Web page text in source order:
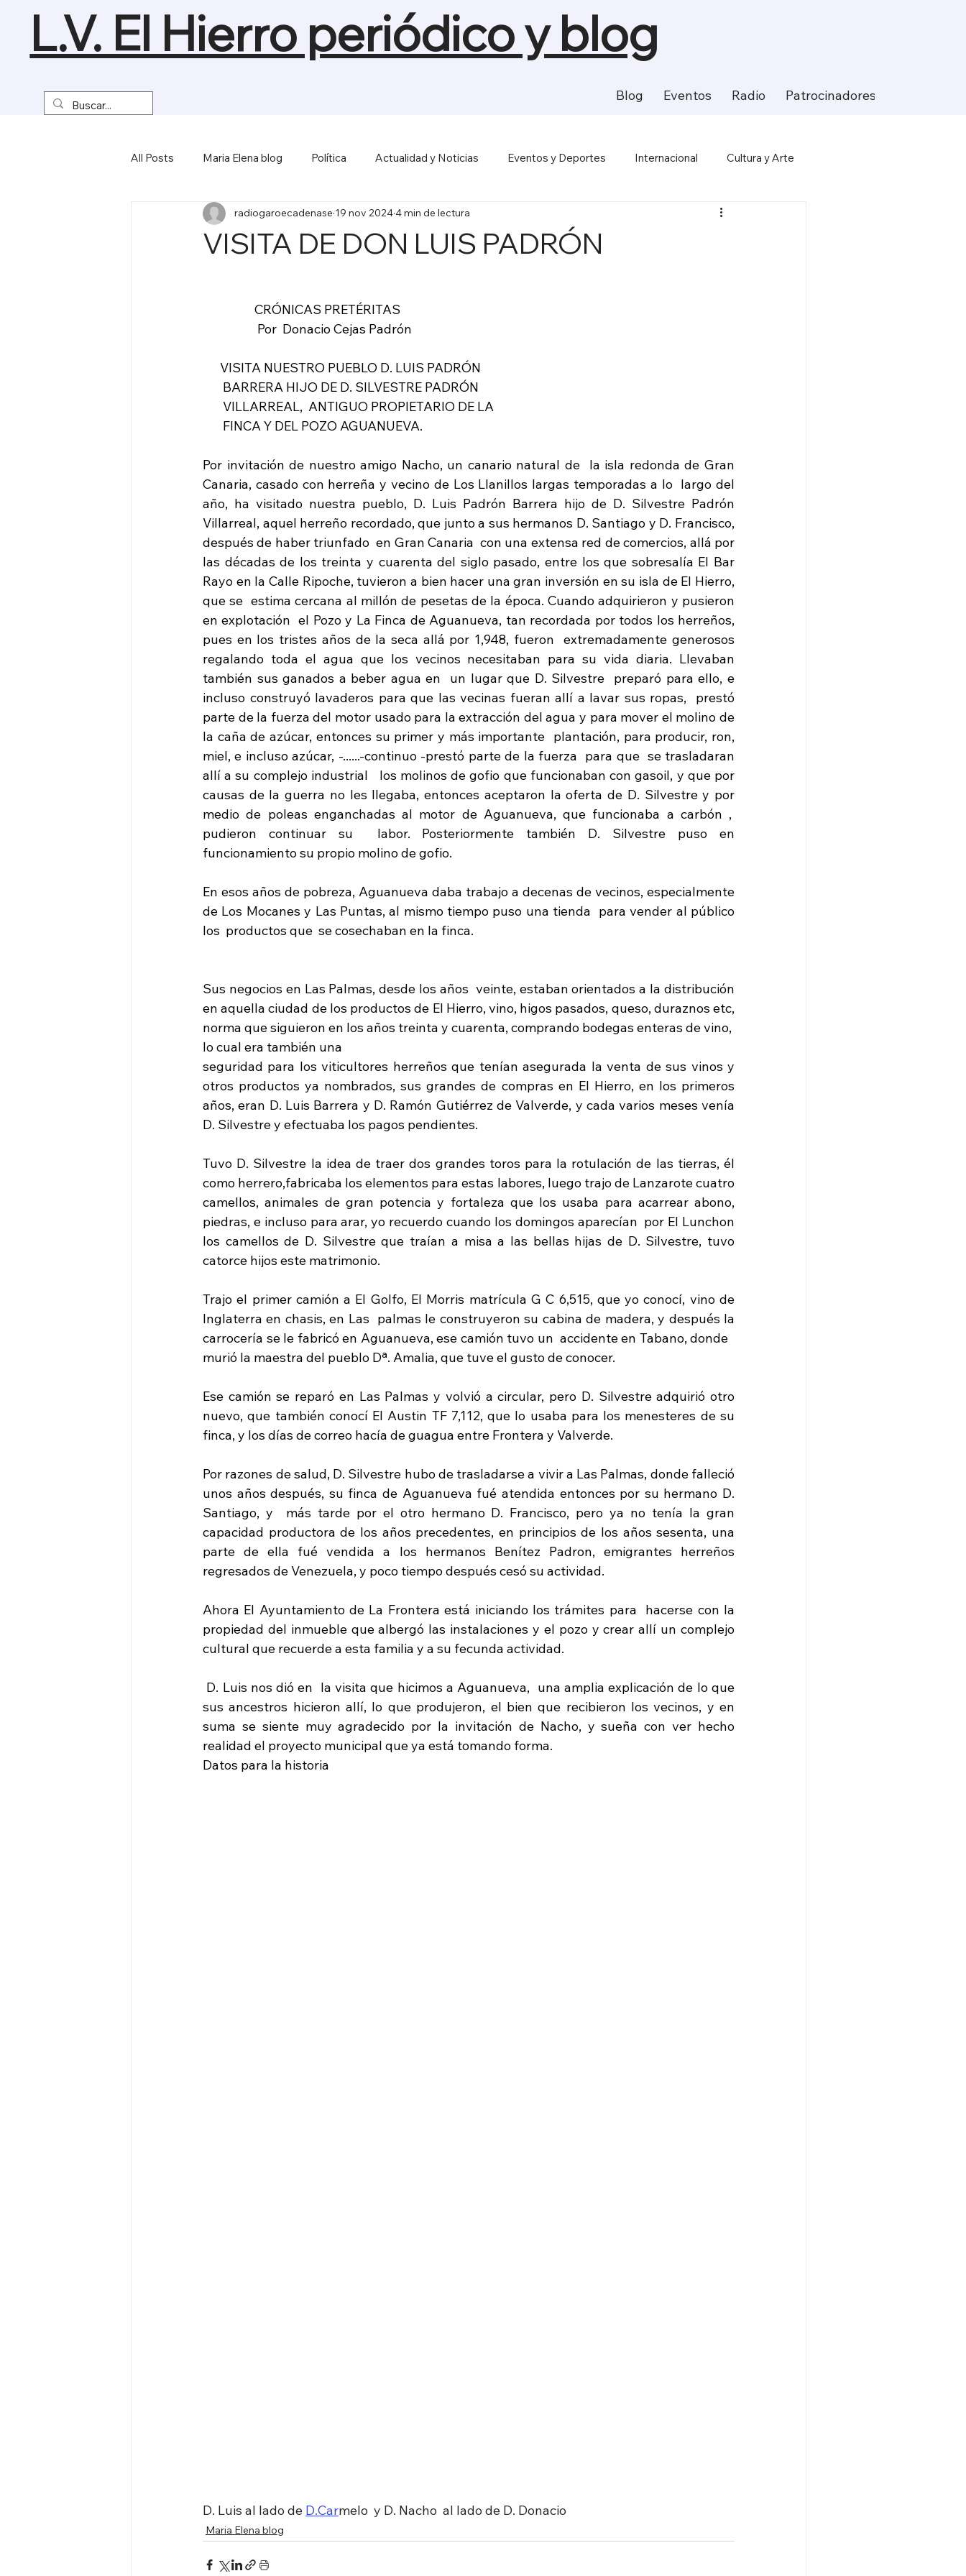
Blog Eventos Radio Patrocinadores
L.V. El Hierro periódico y blog
All Posts Maria Elena blog Política Actualidad y Noticias Eventos y Deportes Internacional Cultura y Arte
Turismo y Naturaleza Empresas y Economía Salud y Bienestar Ciencia y Tecnología
VISITA DE DON LUIS PADRÓN
radiogaroecadenase 19 nov 20244 min de lectura
CRÓNICAS PRETÉRITAS
Por  Donacio Cejas Padrón
VISITA NUESTRO PUEBLO D. LUIS PADRÓN
BARRERA HIJO DE D. SILVESTRE PADRÓN
VILLARREAL,  ANTIGUO PROPIETARIO DE LA
FINCA Y DEL POZO AGUANUEVA.
Por invitación de nuestro amigo Nacho, un canario natural de  la isla redonda de Gran
Canaria, casado con herreña y vecino de Los Llanillos largas temporadas a lo  largo del
año, ha visitado nuestra pueblo, D. Luis Padrón Barrera hijo de D. Silvestre Padrón
Villarreal, aquel herreño recordado, que junto a sus hermanos D. Santiago y D. Francisco,
después de haber triunfado  en Gran Canaria  con una extensa red de comercios, allá por
las décadas de los treinta y cuarenta del siglo pasado, entre los que sobresalía El Bar
Rayo en la Calle Ripoche, tuvieron a bien hacer una gran inversión en su isla de El Hierro,
que se  estima cercana al millón de pesetas de la época. Cuando adquirieron y pusieron
en explotación  el Pozo y La Finca de Aguanueva, tan recordada por todos los herreños,
pues en los tristes años de la seca allá por 1,948, fueron  extremadamente generosos
regalando toda el agua que los vecinos necesitaban para su vida diaria. Llevaban
también sus ganados a beber agua en  un lugar que D. Silvestre  preparó para ello, e
incluso construyó lavaderos para que las vecinas fueran allí a lavar sus ropas,  prestó
parte de la fuerza del motor usado para la extracción del agua y para mover el molino de
la caña de azúcar, entonces su primer y más importante  plantación, para producir, ron,
miel, e incluso azúcar, -......-continuo -prestó parte de la fuerza  para que  se trasladaran
allí a su complejo industrial   los molinos de gofio que funcionaban con gasoil, y que por
causas de la guerra no les llegaba, entonces aceptaron la oferta de D. Silvestre y por
medio de poleas enganchadas al motor de Aguanueva, que funcionaba a carbón ,
pudieron continuar su  labor. Posteriormente también D. Silvestre puso en
funcionamiento su propio molino de gofio.
En esos años de pobreza, Aguanueva daba trabajo a decenas de vecinos, especialmente
de Los Mocanes y Las Puntas, al mismo tiempo puso una tienda  para vender al público
los  productos que  se cosechaban en la finca.
Sus negocios en Las Palmas, desde los años  veinte, estaban orientados a la distribución
en aquella ciudad de los productos de El Hierro, vino, higos pasados, queso, duraznos etc,
norma que siguieron en los años treinta y cuarenta, comprando bodegas enteras de vino,
lo cual era también una
seguridad para los viticultores herreños que tenían asegurada la venta de sus vinos y
otros productos ya nombrados, sus grandes de compras en El Hierro, en los primeros
años, eran D. Luis Barrera y D. Ramón Gutiérrez de Valverde, y cada varios meses venía
D. Silvestre y efectuaba los pagos pendientes.
Tuvo D. Silvestre la idea de traer dos grandes toros para la rotulación de las tierras, él
como herrero,fabricaba los elementos para estas labores, luego trajo de Lanzarote cuatro
camellos, animales de gran potencia y fortaleza que los usaba para acarrear abono,
piedras, e incluso para arar, yo recuerdo cuando los domingos aparecían  por El Lunchon
los camellos de D. Silvestre que traían a misa a las bellas hijas de D. Silvestre, tuvo
catorce hijos este matrimonio.
Trajo el primer camión a El Golfo, El Morris matrícula G C 6,515, que yo conocí, vino de
Inglaterra en chasis, en Las  palmas le construyeron su cabina de madera, y después la
carrocería se le fabricó en Aguanueva, ese camión tuvo un  accidente en Tabano, donde
murió la maestra del pueblo Dª. Amalia, que tuve el gusto de conocer.
Ese camión se reparó en Las Palmas y volvió a circular, pero D. Silvestre adquirió otro
nuevo, que también conocí El Austin TF 7,112, que lo usaba para los menesteres de su
finca, y los días de correo hacía de guagua entre Frontera y Valverde.
Por razones de salud, D. Silvestre hubo de trasladarse a vivir a Las Palmas, donde falleció
unos años después, su finca de Aguanueva fué atendida entonces por su hermano D.
Santiago, y  más tarde por el otro hermano D. Francisco, pero ya no tenía la gran
capacidad productora de los años precedentes, en principios de los años sesenta, una
parte de ella fué vendida a los hermanos Benítez Padron, emigrantes herreños
regresados de Venezuela, y poco tiempo después cesó su actividad.
Ahora El Ayuntamiento de La Frontera está iniciando los trámites para  hacerse con la
propiedad del inmueble que albergó las instalaciones y el pozo y crear allí un complejo
cultural que recuerde a esta familia y a su fecunda actividad.
D. Luis nos dió en  la visita que hicimos a Aguanueva,  una amplia explicación de lo que
sus ancestros hicieron allí, lo que produjeron, el bien que recibieron los vecinos, y en
suma se siente muy agradecido por la invitación de Nacho, y sueña con ver hecho
realidad el proyecto municipal que ya está tomando forma.
Datos para la historia
D. Luis al lado de D.Carmelo  y D. Nacho  al lado de D. Donacio
Maria Elena blog